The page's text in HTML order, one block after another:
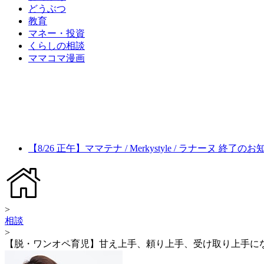
どうぶつ
教育
マネー・投資
くらしの相談
ママコマ漫画
【8/26 正午】ママテナ / Merkystyle / ラナーヌ 終了のお
>
相談
>
【脱・ワンオペ育児】甘え上手、頼り上手、受け取り上手に